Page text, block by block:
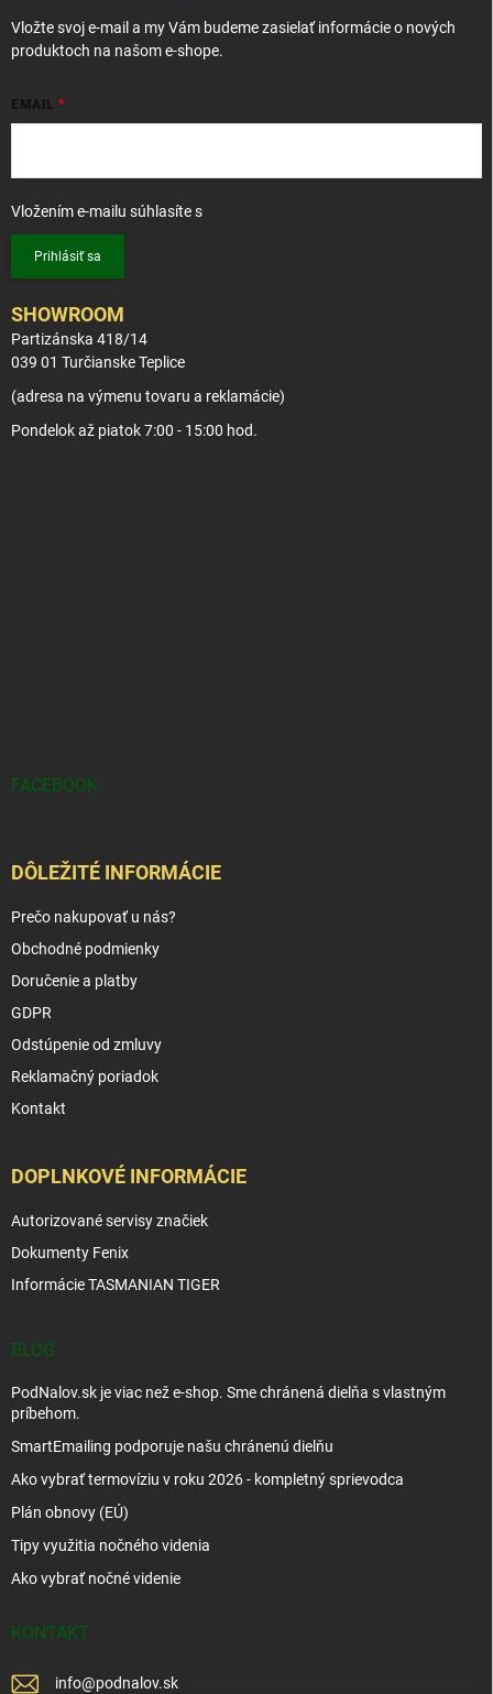
Vložte svoj e-mail a my Vám budeme zasielať informácie o nových
produktoch na našom e-shope.
EMAIL
Vložením e-mailu súhlasíte s
Prihlásiť sa
SHOWROOM
Partizánska 418/14
039 01 Turčianske Teplice
(adresa na výmenu tovaru a reklamácie)
Pondelok až piatok 7:00 - 15:00 hod.
FACEBOOK
DÔLEŽITÉ INFORMÁCIE
Prečo nakupovať u nás?
Obchodné podmienky
Doručenie a platby
GDPR
Odstúpenie od zmluvy
Reklamačný poriadok
Kontakt
DOPLNKOVÉ INFORMÁCIE
Autorizované servisy značiek
Dokumenty Fenix
Informácie TASMANIAN TIGER
BLOG
PodNalov.sk je viac než e-shop. Sme chránená dielňa s vlastným
príbehom.
SmartEmailing podporuje našu chránenú dielňu
Ako vybrať termovíziu v roku 2026 - kompletný sprievodca
Plán obnovy (EÚ)
Tipy využitia nočného videnia
Ako vybrať nočné videnie
KONTAKT
info@podnalov.sk